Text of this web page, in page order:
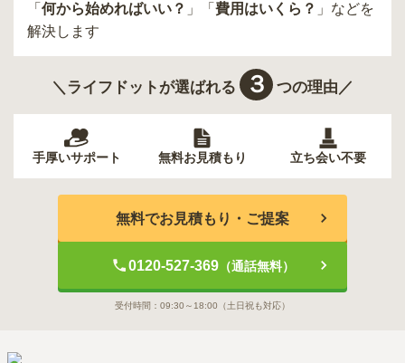
「 何から始めればいい？ 」「 費用はいくら？ 」などを
解決します
＼ライフドットが選ばれる ３ つの理由／
手厚いサポート 無料お見積もり 立ち会い不要
無料でお見積もり・ご提案
0120-527-369（通話無料）
受付時間： 09:30～18:00 （土日祝も対応）